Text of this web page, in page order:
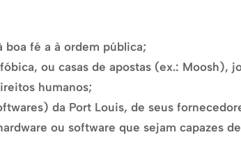
fé a à ordem pública;
ou casas de apostas (ex.: Moosh),
humanos;
da Port Louis, de seus
ou software que sejam capazes